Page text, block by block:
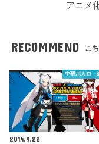
アニメ
RECOMMEND こ
中華ボカロ
2014.9.22